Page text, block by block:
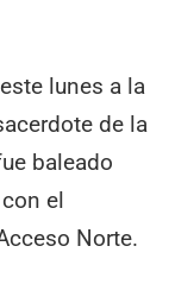
lunes a la
de la
baleado
el
Norte.